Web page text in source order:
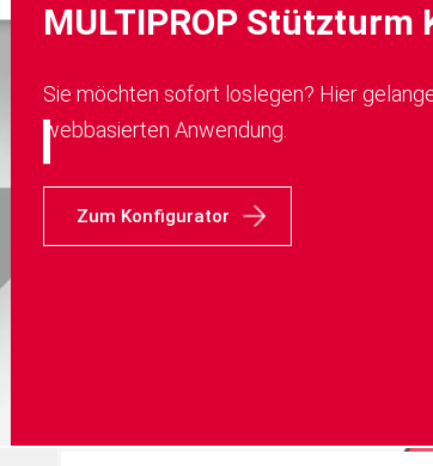
MULTIPROP
Sie möchten sofort loslegen? Hier
webbasierten Anwendung.
Zum Konfigurator